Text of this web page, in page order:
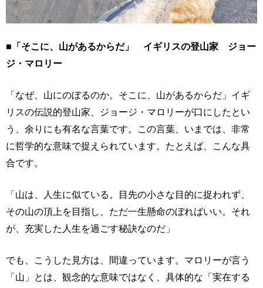
■「そこに、山があるからだ」 イギリスの登山家 ジョー
ジ・マロリー
「なぜ、山にのぼるのか。そこに、山があるからだ」イギ
リスの伝説的登山家、ジョージ・マロリーが口にしたとい
う、余りにも有名な言葉です。この言葉、いまでは、非常
に哲学的な意味で捉えられています。たとえば、こんな具
合です。
「山は、人生に似ている。目先の小さな目的に捉われず、
その山の頂上を目指し、ただ一生懸命のぼればいい。それ
が、充実した人生を過ごす秘訣なのだ」
でも、こうした見方は、間違っています。マロリーが言う
「山」とは、観念的な意味ではなく、具体的な「実在する